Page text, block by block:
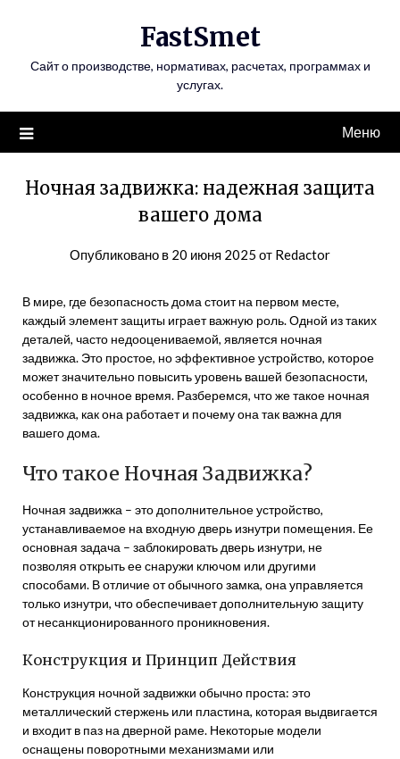
FastSmet
Сайт о производстве, нормативах, расчетах, программах и
услугах.
Меню
Ночная задвижка: надежная защита
вашего дома
Опубликовано в 20 июня 2025 от Redactor
В мире, где безопасность дома стоит на первом месте,
каждый элемент защиты играет важную роль. Одной из таких
деталей, часто недооцениваемой, является ночная
задвижка. Это простое, но эффективное устройство, которое
может значительно повысить уровень вашей безопасности,
особенно в ночное время. Разберемся, что же такое ночная
задвижка, как она работает и почему она так важна для
вашего дома.
Что такое Ночная Задвижка?
Ночная задвижка – это дополнительное устройство,
устанавливаемое на входную дверь изнутри помещения. Ее
основная задача – заблокировать дверь изнутри, не
позволяя открыть ее снаружи ключом или другими
способами. В отличие от обычного замка, она управляется
только изнутри, что обеспечивает дополнительную защиту
от несанкционированного проникновения.
Конструкция и Принцип Действия
Конструкция ночной задвижки обычно проста: это
металлический стержень или пластина, которая выдвигается
и входит в паз на дверной раме. Некоторые модели
оснащены поворотными механизмами или